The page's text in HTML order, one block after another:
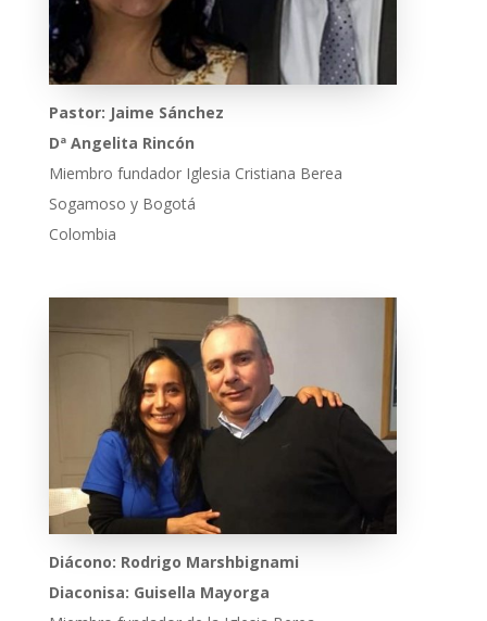
Pastor: Jaime Sánchez
Dª Angelita Rincón
Miembro fundador Iglesia Cristiana Berea
Sogamoso y Bogotá
Colombia
Diácono: Rodrigo Marshbignami
Diaconisa: Guisella Mayorga